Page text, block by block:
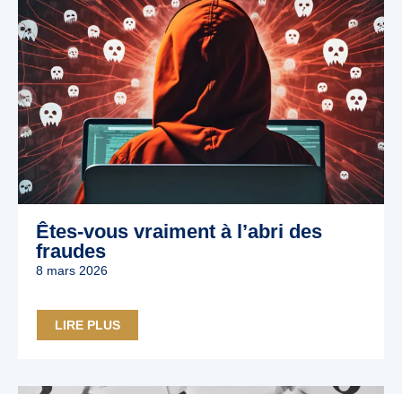
Êtes-vous vraiment à l’abri des
fraudes
8 mars 2026
LIRE PLUS